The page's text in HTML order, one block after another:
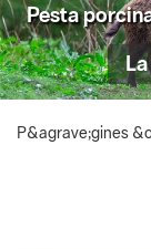
Pesta
P&agrave;gines